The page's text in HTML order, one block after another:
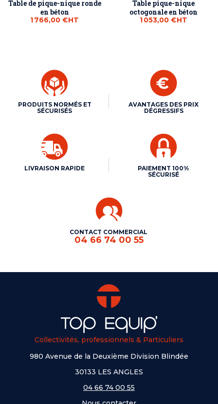
Table de pique-nique ronde
en béton
1 766,00 €HT
Table pique-nique
octogonale en béton
1 053,00 €HT
PRODUITS NORMÉS ET
SÉCURISÉS
AVANTAGES DES PRIX
DÉGRESSIFS
LIVRAISON RAPIDE
PAIEMENT 100%
SÉCURISÉ
CONTACT COMMERCIAL
04 66 74 00 55
Collectivités, professionnels & Particuliers
980 Avenue de la Deuxième Division Blindée
30133 LES ANGLES
04 66 74 00 55